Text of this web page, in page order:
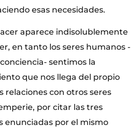
esas necesidades.
aparece indisolublemente
en tanto los seres humanos -
sentimos la
que nos llega del propio
relaciones con otros seres
por citar las tres
enunciadas por el mismo